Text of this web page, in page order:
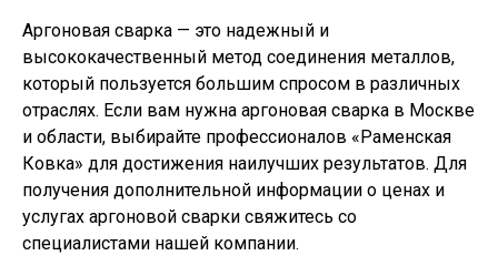
Аргоновая сварка — это надежный и
высококачественный метод соединения металлов,
который пользуется большим спросом в различных
отраслях. Если вам нужна аргоновая сварка в Москве
и области, выбирайте профессионалов «Раменская
Ковка» для достижения наилучших результатов. Для
получения дополнительной информации о ценах и
услугах аргоновой сварки свяжитесь со
специалистами нашей компании.